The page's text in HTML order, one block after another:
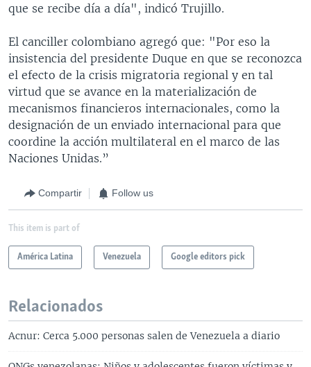
que se recibe día a día", indicó Trujillo.
El canciller colombiano agregó que: "Por eso la
insistencia del presidente Duque en que se reconozca
el efecto de la crisis migratoria regional y en tal
virtud que se avance en la materialización de
mecanismos financieros internacionales, como la
designación de un enviado internacional para que
coordine la acción multilateral en el marco de las
Naciones Unidas.”
Compartir Follow us
This item is part of
América Latina Venezuela Google editors pick
Relacionados
Acnur: Cerca 5.000 personas salen de Venezuela a diario